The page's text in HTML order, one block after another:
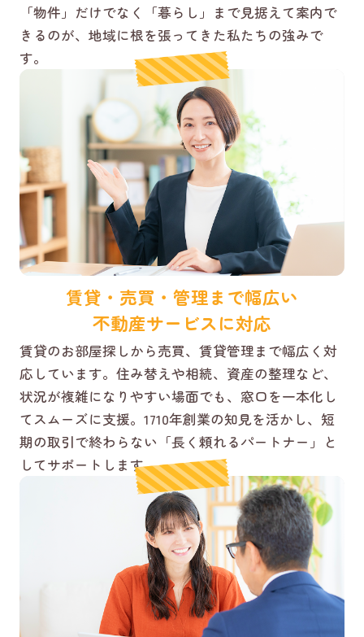
「物件」だけでなく「暮らし」まで見据えて案内で
きるのが、地域に根を張ってきた私たちの強みで
す。
賃貸・売買・管理まで幅広い
不動産サービスに対応
賃貸のお部屋探しから売買、賃貸管理まで幅広く対
応しています。住み替えや相続、資産の整理など、
状況が複雑になりやすい場面でも、窓口を一本化し
てスムーズに支援。1710年創業の知見を活かし、短
期の取引で終わらない「長く頼れるパートナー」と
してサポートします。